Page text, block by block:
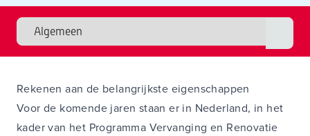
Rekenen aan de belangrijkste eigenschappen
Voor de komende jaren staan er in Nederland, in het
kader van het Programma Vervanging en Renovatie